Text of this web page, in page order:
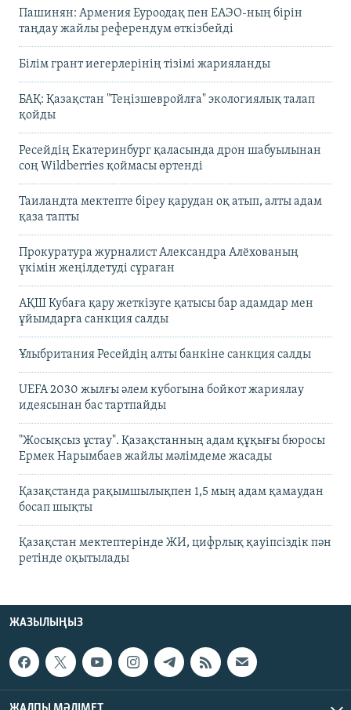
Пашинян: Армения Еуроодақ пен ЕАЭО-ның бірін
таңдау жайлы референдум өткізбейді
Білім грант иегерлерінің тізімі жарияланды
БАҚ: Қазақстан "Теңізшевройлға" экологиялық талап
қойды
Ресейдің Екатеринбург қаласында дрон шабуылынан
соң Wildberries қоймасы өртенді
Таиландта мектепте біреу қарудан оқ атып, алты адам
қаза тапты
Прокуратура журналист Александра Алёхованың
үкімін жеңілдетуді сұраған
АҚШ Кубаға қару жеткізуге қатысы бар адамдар мен
ұйымдарға санкция салды
Ұлыбритания Ресейдің алты банкіне санкция салды
UEFA 2030 жылғы әлем кубогына бойкот жариялау
идеясынан бас тартпайды
"Жосықсыз ұстау". Қазақстанның адам құқығы бюросы
Ермек Нарымбаев жайлы мәлімдеме жасады
Қазақстанда рақымшылықпен 1,5 мың адам қамаудан
босап шықты
Қазақстан мектептерінде ЖИ, цифрлық қауіпсіздік пән
ретінде оқытылады
ЖАЗЫЛЫҢЫЗ